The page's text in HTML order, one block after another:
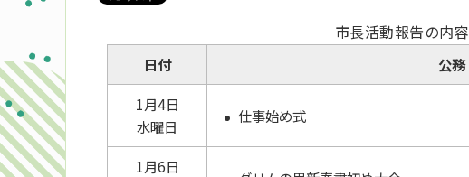
市長活動報告の内容
日付
公務
1月4日
水曜日
仕事始め式
1月6日